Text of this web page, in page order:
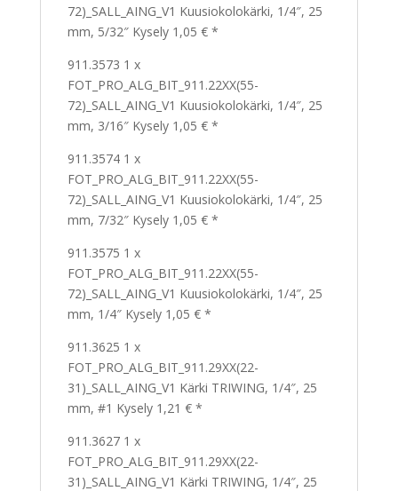
72)_SALL_AING_V1 Kuusiokolokärki, 1/4″, 25
mm, 5/32″ Kysely 1,05 € *
911.3573 1 x
FOT_PRO_ALG_BIT_911.22XX(55-
72)_SALL_AING_V1 Kuusiokolokärki, 1/4″, 25
mm, 3/16″ Kysely 1,05 € *
911.3574 1 x
FOT_PRO_ALG_BIT_911.22XX(55-
72)_SALL_AING_V1 Kuusiokolokärki, 1/4″, 25
mm, 7/32″ Kysely 1,05 € *
911.3575 1 x
FOT_PRO_ALG_BIT_911.22XX(55-
72)_SALL_AING_V1 Kuusiokolokärki, 1/4″, 25
mm, 1/4″ Kysely 1,05 € *
911.3625 1 x
FOT_PRO_ALG_BIT_911.29XX(22-
31)_SALL_AING_V1 Kärki TRIWING, 1/4″, 25
mm, #1 Kysely 1,21 € *
911.3627 1 x
FOT_PRO_ALG_BIT_911.29XX(22-
31)_SALL_AING_V1 Kärki TRIWING, 1/4″, 25